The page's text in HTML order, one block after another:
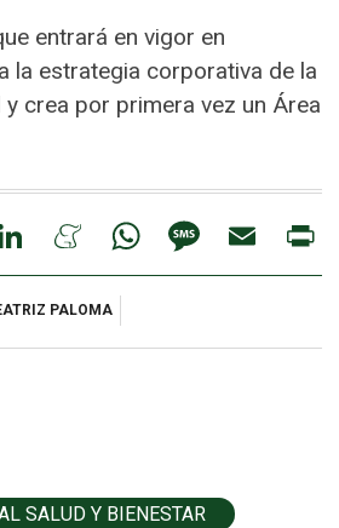
entrará en vigor en
la estrategia corporativa de la
crea por primera vez un Área
LinkedIn MeneameWhatsAppMessageEmail
PALOMA
SALUD Y BIENESTAR